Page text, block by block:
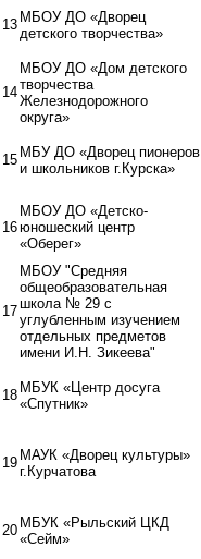
13 МБОУ ДО «Дворец
детского творчества»
14
МБОУ ДО «Дом детского
творчества
Железнодорожного
округа»
15 МБУ ДО «Дворец пионеров
и школьников г.Курска»
16
МБОУ ДО «Детско-
юношеский центр
«Оберег»
17
МБОУ "Средняя
общеобразовательная
школа № 29 с
углубленным изучением
отдельных предметов
имени И.Н. Зикеева"
18 МБУК «Центр досуга
«Спутник»
19 МАУК «Дворец культуры»
г.Курчатова
20 МБУК «Рыльский ЦКД
«Сейм»